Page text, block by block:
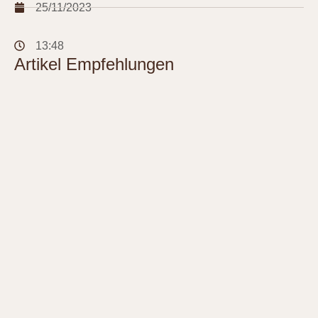
25/11/2023
13:48
Artikel Empfehlungen